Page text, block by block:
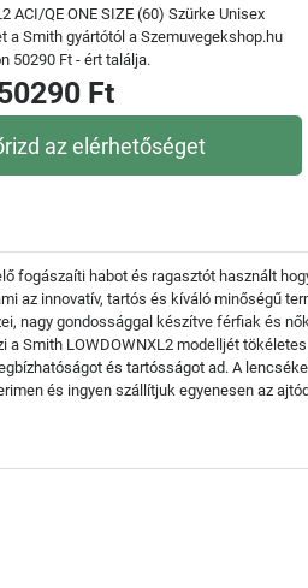
ACI/QE ONE SIZE (60) Szürke Unisex
a Smith gyártótól a Szemuvegekshop.hu
50290 Ft - ért találja.
Ft
az elérhetőséget
fogászaíti habot és ragasztót használt
az innovatív, tartós és kíváló minőségű
nagy gondossággal készítve férfiak és
Smith LOWDOWNXL2 modelljét
és tartósságot ad. A
és ingyen szállítjuk egyenesen az